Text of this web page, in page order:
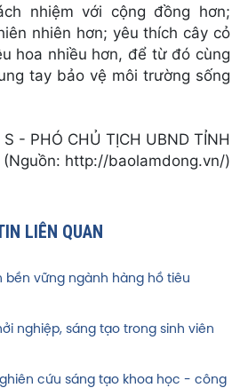
nhiệm với cộng đồng hơn;
nhiên hơn; yêu thích cây cỏ
hoa nhiều hơn, để từ đó cùng
tay bảo vệ môi trường sống
S - PHÓ CHỦ TỊCH UBND TỈNH
(Nguồn: http://baolamdong.vn/)
LIÊN QUAN
bền vững ngành hàng hồ tiêu
nghiệp, sáng tạo trong sinh viên
cứu sáng tạo khoa học - công